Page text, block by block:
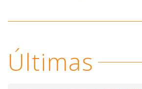
Últimas